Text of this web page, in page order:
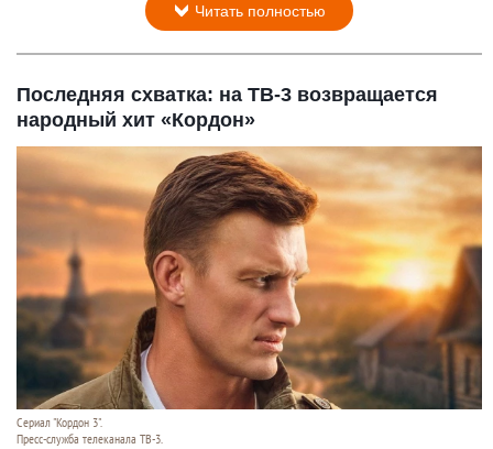
Читать полностью
Последняя схватка: на ТВ-3 возвращается
народный хит «Кордон»
Сериал "Кордон 3".
Пресс-служба телеканала ТВ-3.